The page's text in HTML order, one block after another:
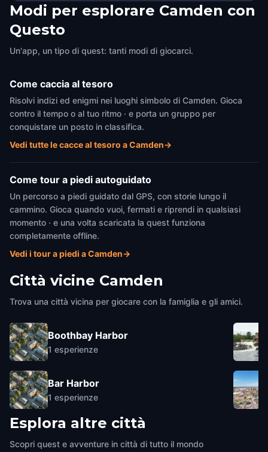
Modi per esplorare Camden con
Questo
Un'app, un tipo di quest: tanti modi di giocarci.
Come caccia al tesoro
Risolvi indizi ed enigmi nei luoghi simbolo di Camden. Gioca
contro il tempo o al tuo ritmo · e porta un gruppo per
conquistare un posto in classifica.
Vedi tutte le cacce al tesoro a Camden→
Come tour a piedi autoguidato
Un percorso a piedi guidato dal GPS, con storie lungo il
cammino. Gioca quando vuoi, fermati e riprendi in qualsiasi
momento · e una volta scaricata la quest funziona
completamente offline.
Vedi i tour a piedi a Camden→
Città vicine Camden
Trova una città vicina per giocare con la famiglia e gli amici.
Boothbay Harbor
1 esperienze
Bar Harbor
1 esperienze
Esplora altre città
Scopri quest e avventure in città di tutto il mondo